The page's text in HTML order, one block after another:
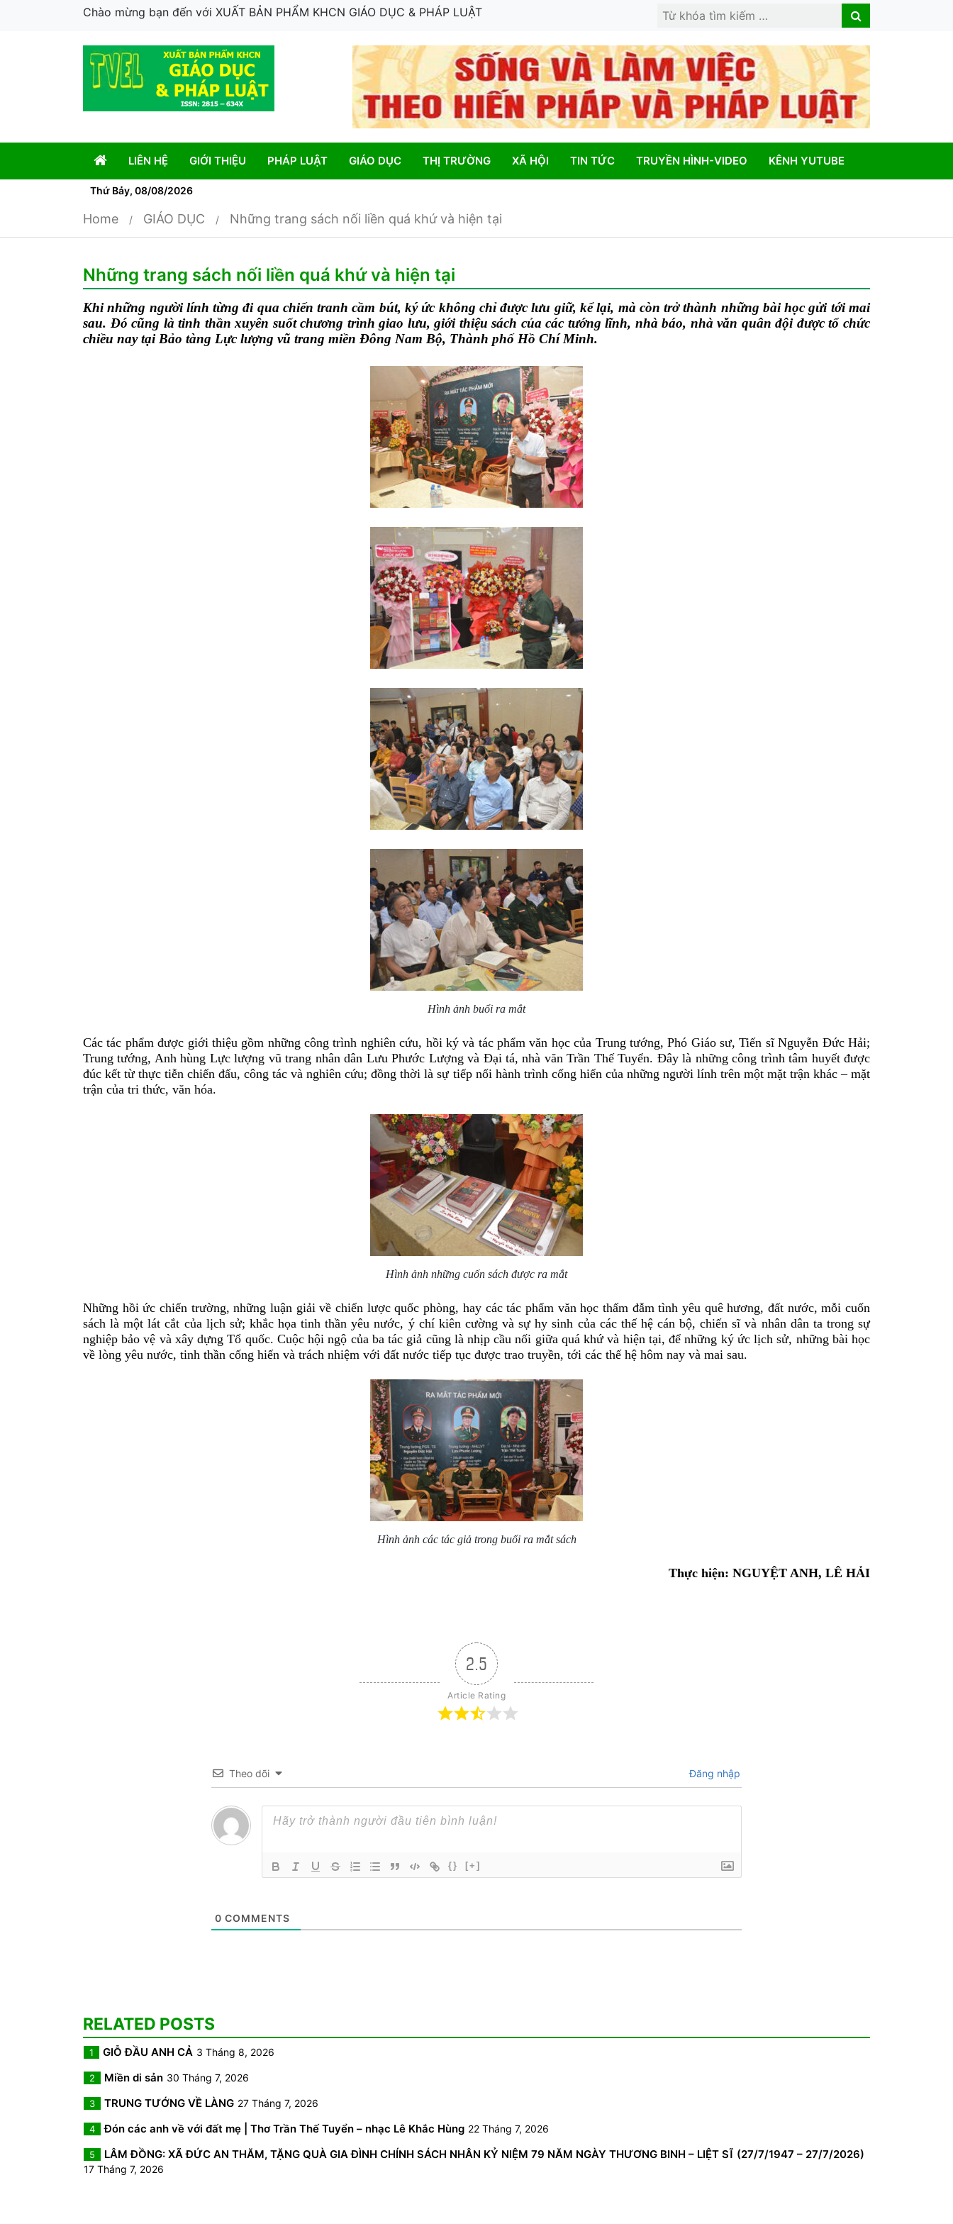
Chào mừng bạn đến với XUẤT BẢN PHẨM KHCN GIÁO DỤC & PHÁP LUẬT
Search
Search
LIÊN HỆ GIỚI THIỆU PHÁP LUẬT GIÁO DỤC THỊ TRƯỜNG XÃ HỘI TIN TỨC TRUYỀN HÌNH-VIDEO KÊNH YUTUBE
Thứ Bảy, 08/08/2026
Home GIÁO DỤC Những trang sách nối liền quá khứ và hiện tại
Những trang sách nối liền quá khứ và hiện tại
Khi những người lính từng đi qua chiến tranh cầm bút, ký ức không chỉ được lưu giữ, kể lại, mà còn trở thành những bài học gửi tới mai
sau. Đó cũng là tinh thần xuyên suốt chương trình giao lưu, giới thiệu sách của các tướng lĩnh, nhà báo, nhà văn quân đội được tổ chức
chiều nay tại Bảo tàng Lực lượng vũ trang miền Đông Nam Bộ, Thành phố Hồ Chí Minh.
Hình ảnh buổi ra mắt
Các tác phẩm được giới thiệu gồm những công trình nghiên cứu, hồi ký và tác phẩm văn học của Trung tướng, Phó Giáo sư, Tiến sĩ Nguyễn Đức Hải;
Trung tướng, Anh hùng Lực lượng vũ trang nhân dân Lưu Phước Lượng và Đại tá, nhà văn Trần Thế Tuyển. Đây là những công trình tâm huyết được
đúc kết từ thực tiễn chiến đấu, công tác và nghiên cứu; đồng thời là sự tiếp nối hành trình cống hiến của những người lính trên một mặt trận khác – mặt
trận của tri thức, văn hóa.
Hình ảnh những cuốn sách được ra mắt
Những hồi ức chiến trường, những luận giải về chiến lược quốc phòng, hay các tác phẩm văn học thấm đẫm tình yêu quê hương, đất nước, mỗi cuốn
sách là một lát cắt của lịch sử; khắc họa tinh thần yêu nước, ý chí kiên cường và sự hy sinh của các thế hệ cán bộ, chiến sĩ và nhân dân ta trong sự
nghiệp bảo vệ và xây dựng Tổ quốc. Cuộc hội ngộ của ba tác giả cũng là nhịp cầu nối giữa quá khứ và hiện tại, để những ký ức lịch sử, những bài học
về lòng yêu nước, tinh thần cống hiến và trách nhiệm với đất nước tiếp tục được trao truyền, tới các thế hệ hôm nay và mai sau.
Hình ảnh các tác giả trong buổi ra mắt sách
Thực hiện: NGUYỆT ANH, LÊ HẢI
2.5
Article Rating
Theo dõi Đăng nhập
{} [+]
0 COMMENTS
RELATED POSTS
1 GIỖ ĐẦU ANH CẢ 3 Tháng 8, 2026
2 Miền di sản 30 Tháng 7, 2026
3 TRUNG TƯỚNG VỀ LÀNG 27 Tháng 7, 2026
4 Đón các anh về với đất mẹ | Thơ Trần Thế Tuyển – nhạc Lê Khắc Hùng 22 Tháng 7, 2026
5 LÂM ĐỒNG: XÃ ĐỨC AN THĂM, TẶNG QUÀ GIA ĐÌNH CHÍNH SÁCH NHÂN KỶ NIỆM 79 NĂM NGÀY THƯƠNG BINH – LIỆT SĨ (27/7/1947 – 27/7/2026)
17 Tháng 7, 2026